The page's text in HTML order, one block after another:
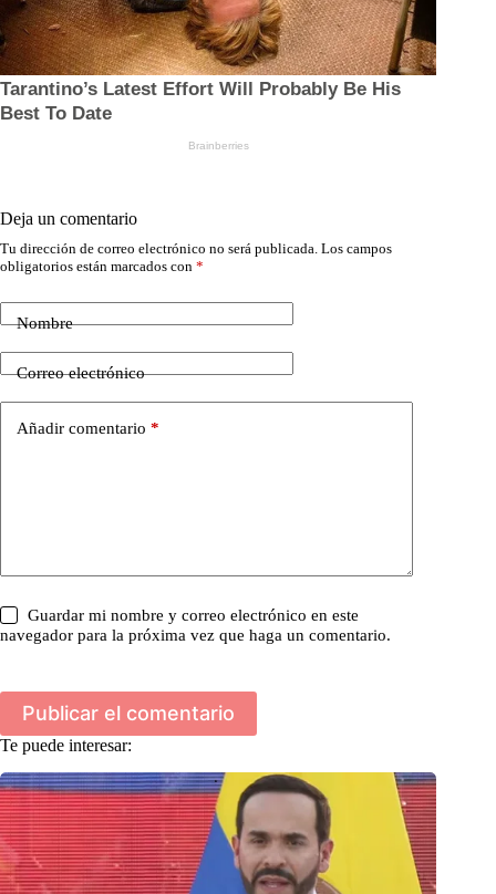
Deja un comentario
Tu dirección de correo electrónico no será publicada. Los campos
obligatorios están marcados con *
Nombre
Correo electrónico
Añadir comentario *
Guardar mi nombre y correo electrónico en este
navegador para la próxima vez que haga un comentario.
Publicar el comentario
Te puede interesar: